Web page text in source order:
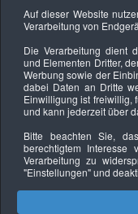
Mittwoch
15. April
16. April
Freitag
17. April
Samstag
Sonntag
19. April
Auf dieser Website
Verarbeitung von
Die Verarbeitung dient
und Elementen Dritter,
Werbung sowie der
dabei Daten an Dritte
Einwilligung ist freiwillig,
und kann jederzeit über
Bitte beachten Sie,
berechtigtem
Verarbeitung zu
"Einstellungen"und